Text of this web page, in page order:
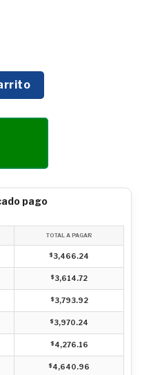
SWEDISH HUSKY
pago
TOTAL A PAGAR
$3,466.24
$3,614.72
$3,793.92
$3,970.24
$4,276.16
$4,640.96